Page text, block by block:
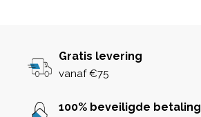
Gratis levering
vanaf €75
100% beveiligde betaling